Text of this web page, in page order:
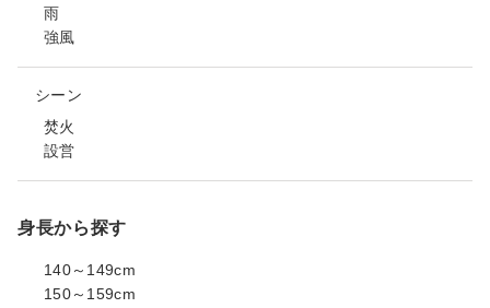
雨
強風
シーン
焚火
設営
身長から探す
140～149cm
150～159cm